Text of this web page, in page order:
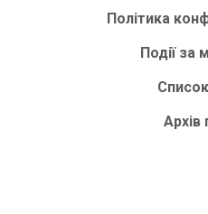
Політика
Події за
Архів